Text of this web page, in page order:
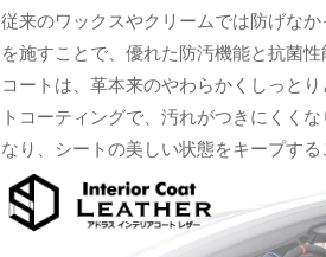
従来のワックスやクリームでは防げな
を施すことで、優れた防汚機能と抗菌
コートは、革本来のやわらかくしっと
トコーティングで、汚れがつきにくく
なり、シートの美しい状態をキープする